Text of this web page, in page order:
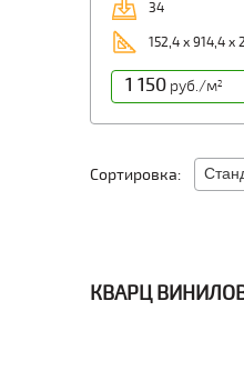
34
152,4 х 914,4 х
1 150руб./м2
Сортировка:
КВАРЦ